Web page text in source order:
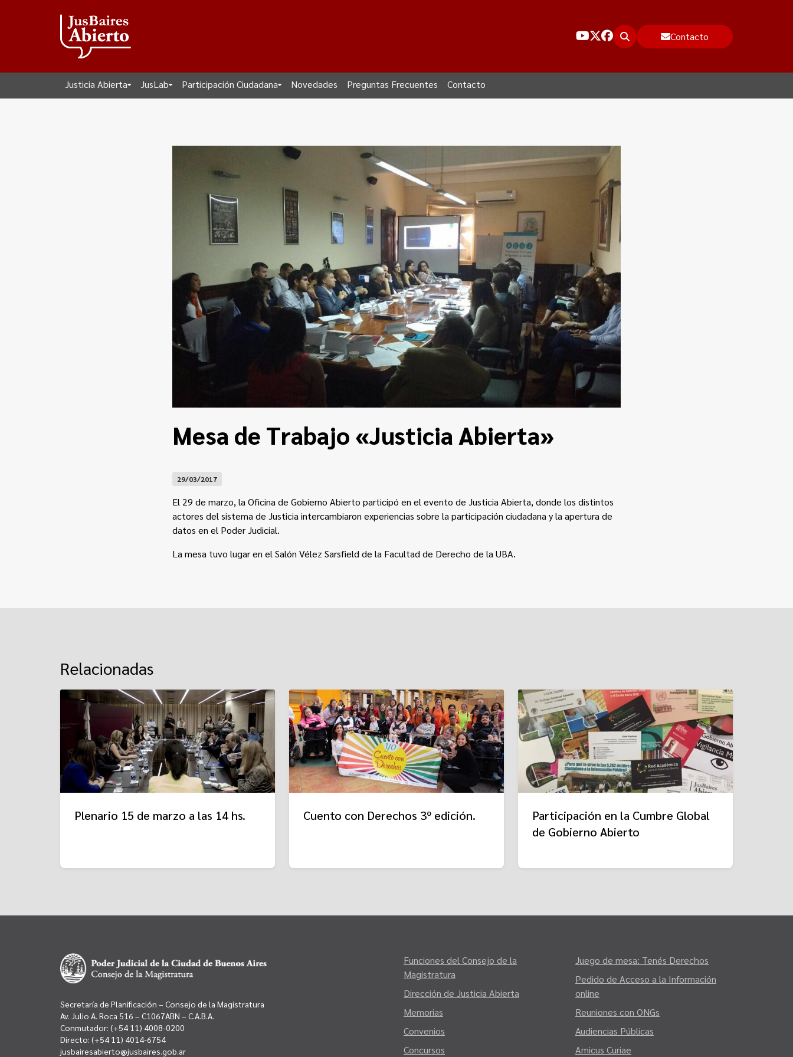
Contacto
Justicia Abierta JusLab Participación Ciudadana Novedades Preguntas Frecuentes Contacto
Mesa de Trabajo «Justicia Abierta»
29/03/2017
El 29 de marzo, la Oficina de Gobierno Abierto participó en el evento de Justicia Abierta, donde los distintos
actores del sistema de Justicia intercambiaron experiencias sobre la participación ciudadana y la apertura de
datos en el Poder Judicial.
La mesa tuvo lugar en el Salón Vélez Sarsfield de la Facultad de Derecho de la UBA.
Relacionadas
Plenario 15 de marzo a las 14 hs. Cuento con Derechos 3º edición.
Participación en la Cumbre Global
de Gobierno Abierto
Secretaría de Planificación – Consejo de la Magistratura
Av. Julio A. Roca 516 – C1067ABN – C.A.B.A.
Conmutador: (+54 11) 4008-0200
Directo: (+54 11) 4014-6754
jusbairesabierto@jusbaires.gob.ar
Funciones del Consejo de la
Magistratura
Dirección de Justicia Abierta
Memorias
Convenios
Concursos
Juego de mesa: Tenés Derechos
Pedido de Acceso a la Información
online
Reuniones con ONGs
Audiencias Públicas
Amicus Curiae